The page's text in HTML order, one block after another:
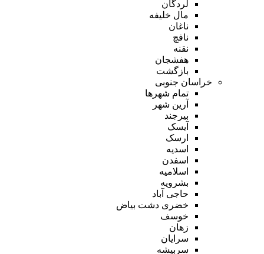
لردگان
مال خلیفه
ناغان
نافچ
نقنه
هفشجان
بازگشت
خراسان جنوبی
تمام شهر‌ها
آرین شهر
بیرجند
آیسک
ارسک
اسدیه
اسفدن
اسلامیه
بشرویه
حاجی آباد
خضری دشت بیاض
خوسف
زهان
سرایان
سربیشه